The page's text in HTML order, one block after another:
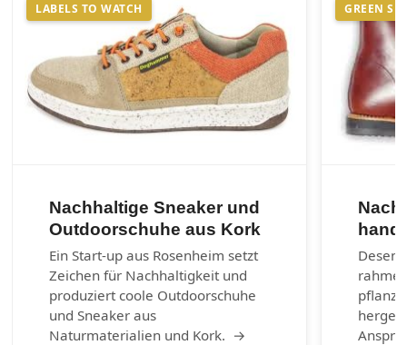
LABELS TO WATCH
Nachhaltige Sneaker und
Outdoorschuhe aus Kork
Ein Start-up aus Rosenheim setzt
Zeichen für Nachhaltigkeit und
produziert coole Outdoorschuhe
und Sneaker aus
Naturmaterialien und Kork. →
GREEN